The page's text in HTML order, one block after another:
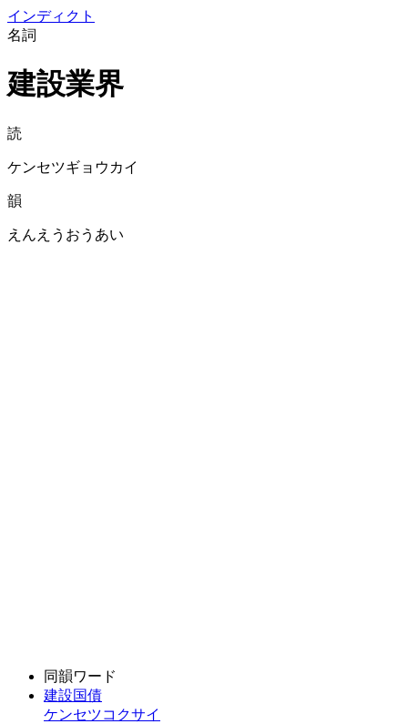
インディクト
名詞
建設業界
読
ケンセツギョウカイ
韻
えんえうおうあい
同韻ワード
建設国債
ケンセツコクサイ